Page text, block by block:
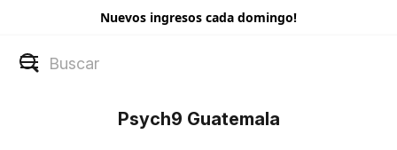
Nuevos ingresos cada domingo!
Psych9 Guatemala